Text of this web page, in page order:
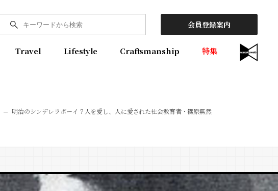
会員登録案内
Travel Lifestyle Craftsmanship 特集
明治のシンデレラボーイ？人を愛し、人に愛された社会教育者・篠原無然